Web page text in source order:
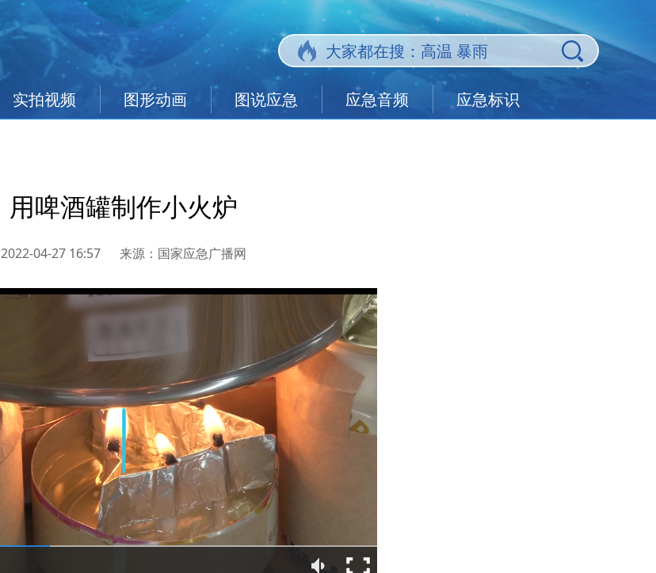
实拍视频 图形动画 图说应急 应急音频 应急标识
用啤酒罐制作小火炉
2022-04-27 16:57 来源： 国家应急广播网